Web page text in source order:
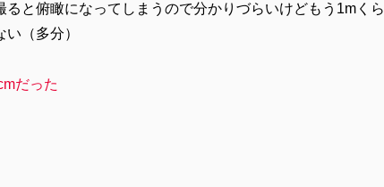
ると俯瞰になってしまうので分かりづらいけどもう1mくら
（多分）
だった